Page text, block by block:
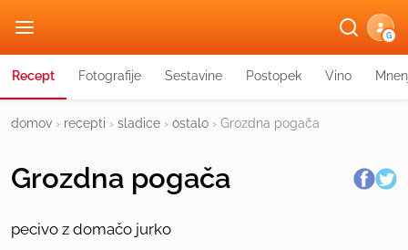
G
Recept Fotografije Sestavine Postopek Vino
domov › recepti › sladice › ostalo › Grozdna pogača
Grozdna pogača
pecivo z domačo jurko